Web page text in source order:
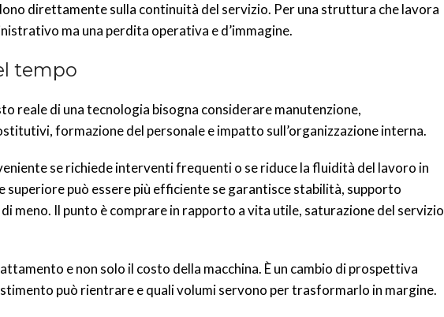
direttamente sulla continuità del servizio. Per una struttura che lavora
ma una perdita operativa e d’immagine.
tempo
reale di una tecnologia bisogna considerare manutenzione,
formazione del personale e impatto sull’organizzazione interna.
se richiede interventi frequenti o se riduce la fluidità del lavoro in
può essere più efficiente se garantisce stabilità, supporto
meno. Il punto è comprare in rapporto a vita utile, saturazione del servizio
e non solo il costo della macchina. È un cambio di prospettiva
può rientrare e quali volumi servono per trasformarlo in margine.